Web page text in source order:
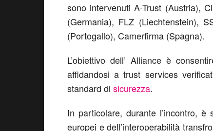
sono intervenuti A-Trust (Austria),
(Germania), FLZ (Liechtenstein),
(Portogallo), Camerfirma (Spagna).
L’obiettivo dell’ Alliance è
affidandosi a trust services
standard di sicurezza.
In particolare, durante l’incontro, è
europei e dell’interoperabilità